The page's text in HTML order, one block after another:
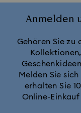
Anmelden
Gehören Sie zu
Melden Sie
erhalten Sie
Online-